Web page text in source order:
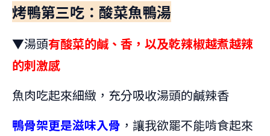
烤鴨第三吃：酸菜魚鴨湯
▼湯頭有酸菜的鹹、香，以及乾辣椒越煮越辣
的刺激感
魚肉吃起來細緻，充分吸收湯頭的鹹辣香
鴨骨架更是滋味入骨 ，讓我欲罷不能啃食起來